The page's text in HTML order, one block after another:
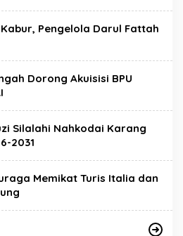
Pengelola Darul Fattah
Dorong Akuisisi BPU
Silalahi Nahkodai Karang
2031
Memikat Turis Italia dan
Covid-19
di Bundaran